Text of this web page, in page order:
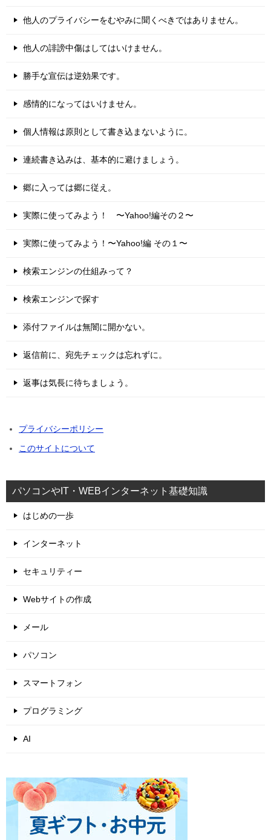
他人のプライバシーをむやみに聞くべきではありません。
他人の誹謗中傷はしてはいけません。
勝手な宣伝は逆効果です。
感情的になってはいけません。
個人情報は原則として書き込まないように。
連続書き込みは、基本的に避けましょう。
郷に入っては郷に従え。
実際に使ってみよう！ 〜Yahoo!編その２〜
実際に使ってみよう！〜Yahoo!編 その１〜
検索エンジンの仕組みって？
検索エンジンで探す
添付ファイルは無闇に開かない。
返信前に、宛先チェックは忘れずに。
返事は気長に待ちましょう。
プライバシーポリシー
このサイトについて
パソコンやIT・WEBインターネット基礎知識
はじめの一歩
インターネット
セキュリティー
Webサイトの作成
メール
パソコン
スマートフォン
プログラミング
AI